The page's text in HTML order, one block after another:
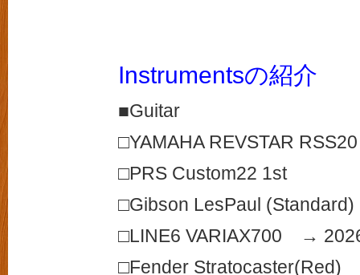
Instrumentsの紹介
■Guitar
□YAMAHA REVSTAR RSS20
□PRS Custom22 1st
□Gibson LesPaul (Standard)
□LINE6 VARIAX700 →
□Fender